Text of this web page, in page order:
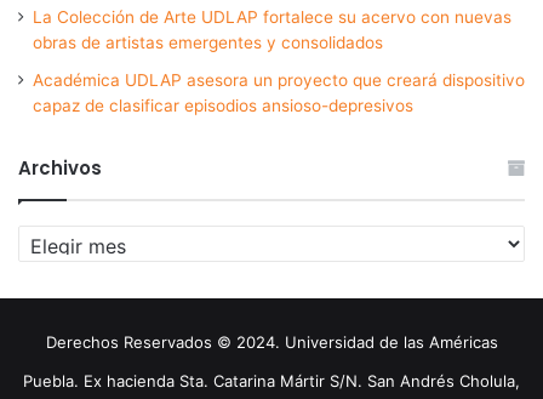
La Colección de Arte UDLAP fortalece su acervo con nuevas
obras de artistas emergentes y consolidados
Académica UDLAP asesora un proyecto que creará dispositivo
capaz de clasificar episodios ansioso-depresivos
Archivos
Archivos
Derechos Reservados © 2024. Universidad de las Américas
Puebla. Ex hacienda Sta. Catarina Mártir S/N. San Andrés Cholula,